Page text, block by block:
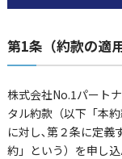
第1条（約款の適用
株式会社No.1パート
タル約款（以下「本
に対し､第２条に定義
約」という）を申し